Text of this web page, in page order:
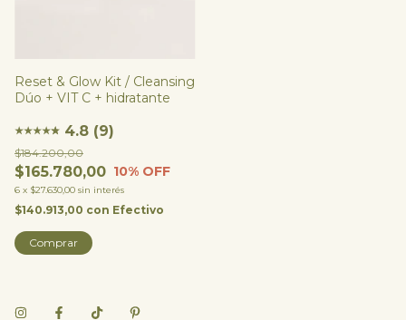
Reset & Glow Kit / Cleansing
Dúo + VIT C + hidratante
★★★★★
★ 4.8 (9)
$165.780,00
$184.200,00
10% OFF
6 x $27.630,00 sin interés
$140.913,00 con Efectivo
Comprar